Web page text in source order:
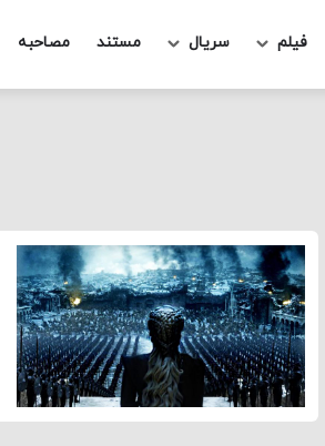
فیلم سریال مستند مصاحبه